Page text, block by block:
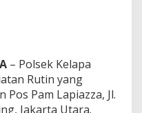
– Polsek Kelapa
Rutin yang
Pos Pam Lapiazza, Jl.
Jakarta Utara.